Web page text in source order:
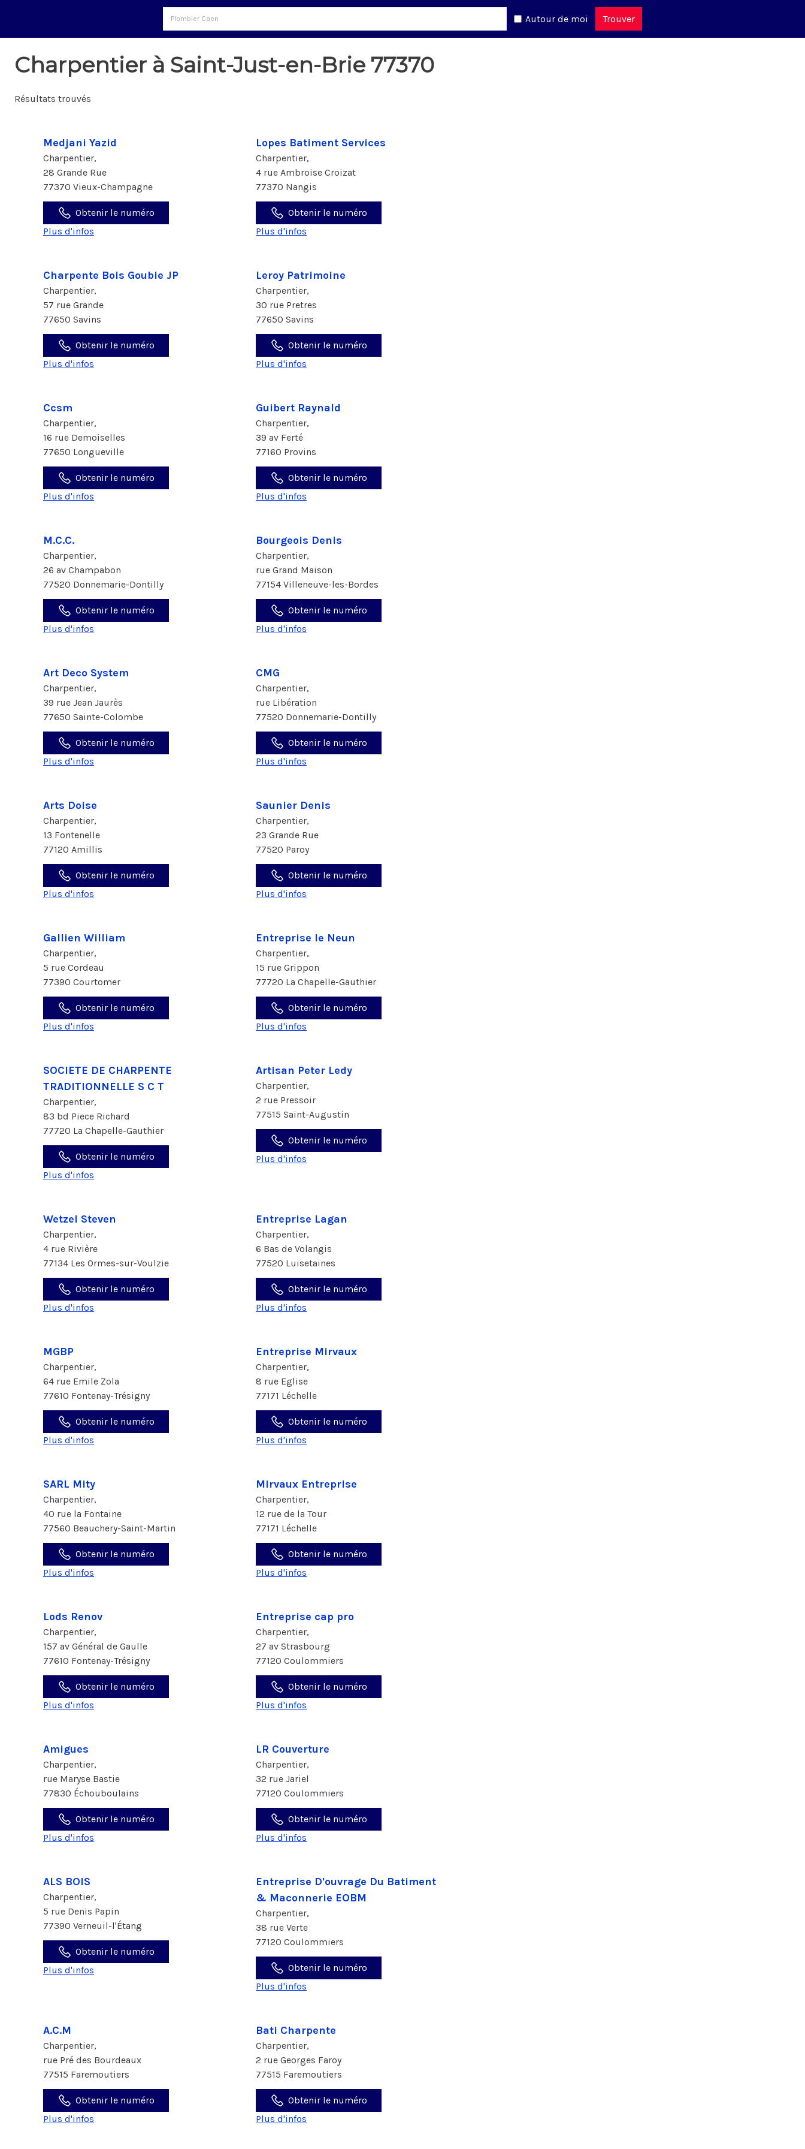
Autour de moi Trouver
Charpentier à Saint-Just-en-Brie 77370
Résultats trouvés
Medjani Yazid
Charpentier,
28 Grande Rue
77370 Vieux-Champagne
Obtenir le numéro
Plus d'infos
Lopes Batiment Services
Charpentier,
4 rue Ambroise Croizat
77370 Nangis
Obtenir le numéro
Plus d'infos
Charpente Bois Goubie JP
Charpentier,
57 rue Grande
77650 Savins
Obtenir le numéro
Plus d'infos
Leroy Patrimoine
Charpentier,
30 rue Pretres
77650 Savins
Obtenir le numéro
Plus d'infos
Ccsm
Charpentier,
16 rue Demoiselles
77650 Longueville
Obtenir le numéro
Plus d'infos
Guibert Raynald
Charpentier,
39 av Ferté
77160 Provins
Obtenir le numéro
Plus d'infos
M.C.C.
Charpentier,
26 av Champabon
77520 Donnemarie-Dontilly
Obtenir le numéro
Plus d'infos
Bourgeois Denis
Charpentier,
rue Grand Maison
77154 Villeneuve-les-Bordes
Obtenir le numéro
Plus d'infos
Art Deco System
Charpentier,
39 rue Jean Jaurès
77650 Sainte-Colombe
Obtenir le numéro
Plus d'infos
CMG
Charpentier,
rue Libération
77520 Donnemarie-Dontilly
Obtenir le numéro
Plus d'infos
Arts Doise
Charpentier,
13 Fontenelle
77120 Amillis
Obtenir le numéro
Plus d'infos
Saunier Denis
Charpentier,
23 Grande Rue
77520 Paroy
Obtenir le numéro
Plus d'infos
Gallien William
Charpentier,
5 rue Cordeau
77390 Courtomer
Obtenir le numéro
Plus d'infos
Entreprise le Neun
Charpentier,
15 rue Grippon
77720 La Chapelle-Gauthier
Obtenir le numéro
Plus d'infos
SOCIETE DE CHARPENTE
TRADITIONNELLE S C T
Charpentier,
83 bd Piece Richard
77720 La Chapelle-Gauthier
Obtenir le numéro
Plus d'infos
Artisan Peter Ledy
Charpentier,
2 rue Pressoir
77515 Saint-Augustin
Obtenir le numéro
Plus d'infos
Wetzel Steven
Charpentier,
4 rue Rivière
77134 Les Ormes-sur-Voulzie
Obtenir le numéro
Plus d'infos
Entreprise Lagan
Charpentier,
6 Bas de Volangis
77520 Luisetaines
Obtenir le numéro
Plus d'infos
MGBP
Charpentier,
64 rue Emile Zola
77610 Fontenay-Trésigny
Obtenir le numéro
Plus d'infos
Entreprise Mirvaux
Charpentier,
8 rue Eglise
77171 Léchelle
Obtenir le numéro
Plus d'infos
SARL Mity
Charpentier,
40 rue la Fontaine
77560 Beauchery-Saint-Martin
Obtenir le numéro
Plus d'infos
Mirvaux Entreprise
Charpentier,
12 rue de la Tour
77171 Léchelle
Obtenir le numéro
Plus d'infos
Lods Renov
Charpentier,
157 av Général de Gaulle
77610 Fontenay-Trésigny
Obtenir le numéro
Plus d'infos
Entreprise cap pro
Charpentier,
27 av Strasbourg
77120 Coulommiers
Obtenir le numéro
Plus d'infos
Amigues
Charpentier,
rue Maryse Bastie
77830 Échouboulains
Obtenir le numéro
Plus d'infos
LR Couverture
Charpentier,
32 rue Jariel
77120 Coulommiers
Obtenir le numéro
Plus d'infos
ALS BOIS
Charpentier,
5 rue Denis Papin
77390 Verneuil-l'Étang
Obtenir le numéro
Plus d'infos
Entreprise D'ouvrage Du Batiment
& Maconnerie EOBM
Charpentier,
38 rue Verte
77120 Coulommiers
Obtenir le numéro
Plus d'infos
A.C.M
Charpentier,
rue Pré des Bourdeaux
77515 Faremoutiers
Obtenir le numéro
Plus d'infos
Bati Charpente
Charpentier,
2 rue Georges Faroy
77515 Faremoutiers
Obtenir le numéro
Plus d'infos